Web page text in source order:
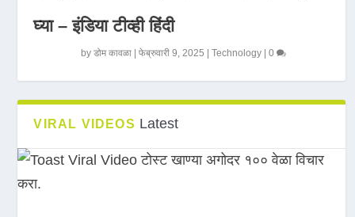
घ्या – इंडिया टीव्ही हिंदी
byडोम कावळा |फेब्रुवारी 9, 2025 |Technology |0
VIRAL VIDEOS Latest